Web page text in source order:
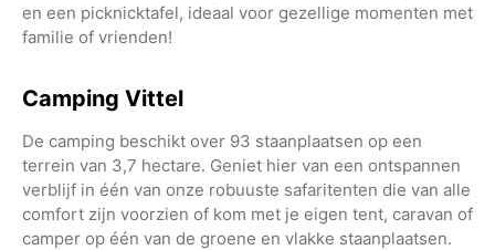
en een picknicktafel, ideaal voor gezellige momenten met
familie of vrienden!
Camping Vittel
De camping beschikt over 93 staanplaatsen op een
terrein van 3,7 hectare. Geniet hier van een ontspannen
verblijf in één van onze robuuste safaritenten die van alle
comfort zijn voorzien of kom met je eigen tent, caravan of
camper op één van de groene en vlakke staanplaatsen.